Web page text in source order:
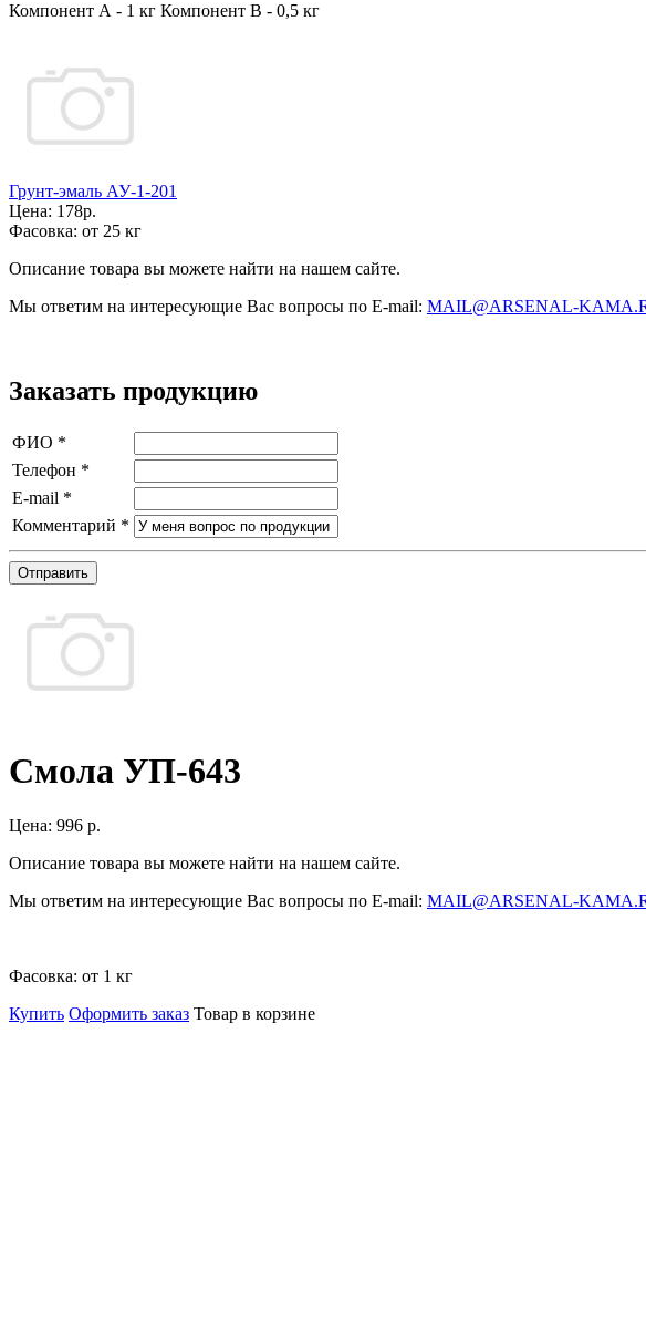
Компонент А - 1 кг Компонент В - 0,5 кг
Грунт-эмаль АУ-1-201
Цена: 178р.
Фасовка: от 25 кг
Описание товара вы можете найти на нашем сайте.
Мы ответим на интересующие Вас вопросы по E-mail: MAIL@ARSENAL-
Заказать продукцию
ФИО *
Телефон *
E-mail *
Комментарий *
Отправить
Смола УП-643
Цена: 996 р.
Описание товара вы можете найти на нашем сайте.
Мы ответим на интересующие Вас вопросы по E-mail: MAIL@ARSENAL-
Фасовка: от 1 кг
Купить Оформить заказ Товар в корзине